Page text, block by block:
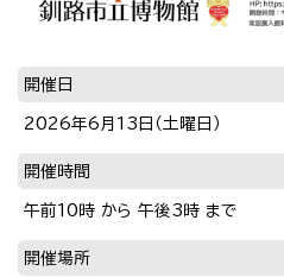
開催日
2026年6月13日（土曜日）
開催時間
午前10時 から 午後3時 まで
開催場所